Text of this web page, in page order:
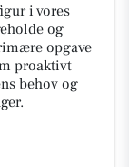
i vores
og
opgave
proaktivt
behov og